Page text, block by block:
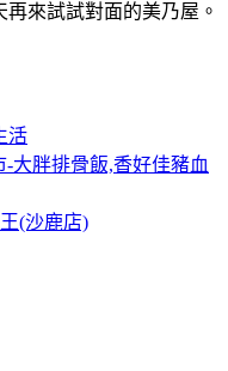
來試試對面的美乃屋。
活
大胖排骨飯,香好佳豬血
(沙鹿店)